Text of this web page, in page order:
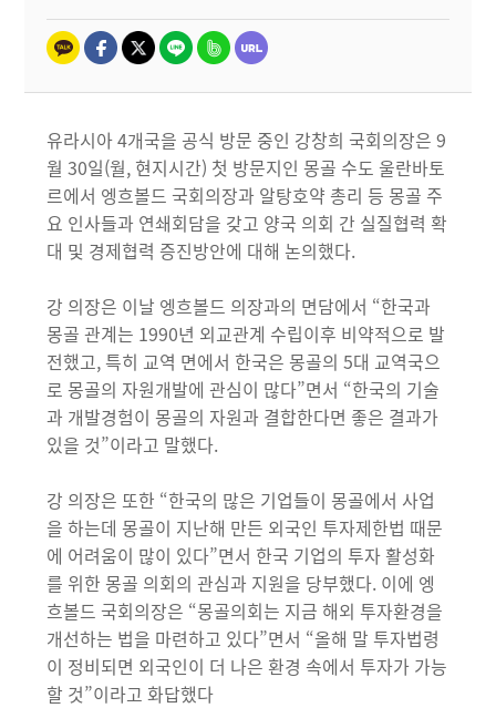
유라시아 4개국을 공식 방문 중인 강창희 국회의장은 9
월 30일(월, 현지시간) 첫 방문지인 몽골 수도 울란바토
르에서 엥흐볼드 국회의장과 알탕호약 총리 등 몽골 주
요 인사들과 연쇄회담을 갖고 양국 의회 간 실질협력 확
대 및 경제협력 증진방안에 대해 논의했다.
강 의장은 이날 엥흐볼드 의장과의 면담에서 “한국과
몽골 관계는 1990년 외교관계 수립이후 비약적으로 발
전했고, 특히 교역 면에서 한국은 몽골의 5대 교역국으
로 몽골의 자원개발에 관심이 많다”면서 “한국의 기술
과 개발경험이 몽골의 자원과 결합한다면 좋은 결과가
있을 것”이라고 말했다.
강 의장은 또한 “한국의 많은 기업들이 몽골에서 사업
을 하는데 몽골이 지난해 만든 외국인 투자제한법 때문
에 어려움이 많이 있다”면서 한국 기업의 투자 활성화
를 위한 몽골 의회의 관심과 지원을 당부했다. 이에 엥
흐볼드 국회의장은 “몽골의회는 지금 해외 투자환경을
개선하는 법을 마련하고 있다”면서 “올해 말 투자법령
이 정비되면 외국인이 더 나은 환경 속에서 투자가 가능
할 것”이라고 화답했다